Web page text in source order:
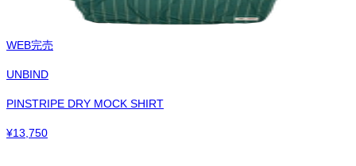
WEB完売
UNBIND
PINSTRIPE DRY MOCK SHIRT
¥13,750